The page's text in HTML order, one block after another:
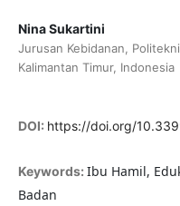
Nina Sukartini
Jurusan Kebidanan,
Kalimantan Timur, Indonesia
DOI: https://doi.org/
Keywords: Ibu Hamil,
Badan